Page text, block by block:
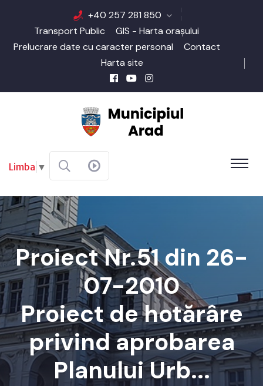
+40 257 281 850
Transport Public
GIS - Harta orașului
Prelucrare date cu caracter personal
Contact
Harta site
Limba ▼
Proiect Nr.51 din 26-
07-2010
Proiect de hotărâre
privind aprobarea
Planului Urb...